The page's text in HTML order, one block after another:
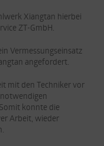
Xiangtan hierbei
ZT-GmbH.
Vermessungseinsatz
angefordert.
mit den Techniker vor
konnte die
Arbeit, wieder